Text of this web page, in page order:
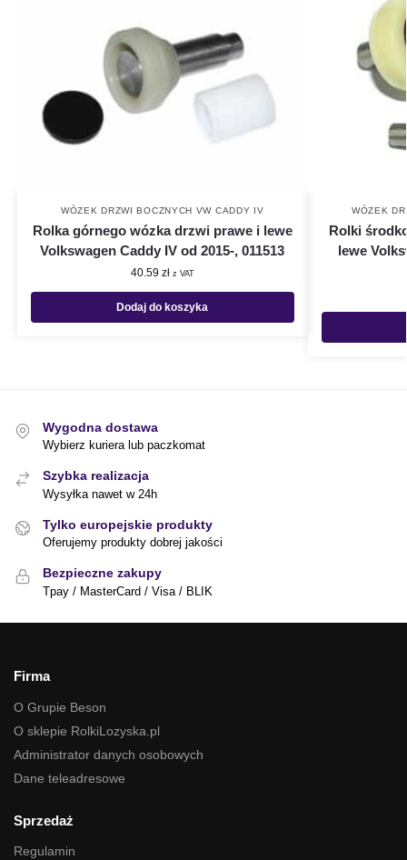
WÓZEK DRZWI BOCZNYCH VW CADDY IV
Rolka górnego wózka drzwi prawe i lewe
Volkswagen Caddy IV od 2015-, 011513
40.59 zł z VAT
Dodaj do koszyka
WÓZEK
Rolki
lewe
Wygodna dostawa
Wybierz kuriera lub paczkomat
Szybka realizacja
Wysyłka nawet w 24h
Tylko europejskie produkty
Oferujemy produkty dobrej jakości
Bezpieczne zakupy
Tpay / MasterCard / Visa / BLIK
Firma
O Grupie Beson
O sklepie RolkiLozyska.pl
Administrator danych osobowych
Dane teleadresowe
Sprzedaż
Regulamin